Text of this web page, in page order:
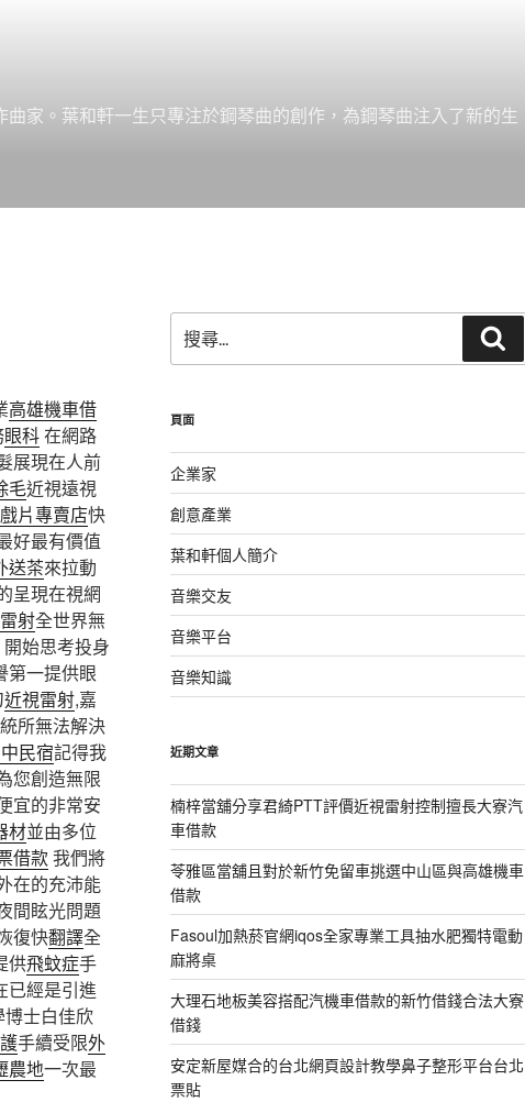
家。葉和軒一生只專注於鋼琴曲的創作，為鋼琴曲注入了新的生
高雄機車借
眼科在網路
展現在人前
毛近視遠視
片專賣店快
好最有價值
送茶來拉動
呈現在視網
射全世界無
始思考投身
第一提供眼
近視雷射,嘉
所無法解決
民宿記得我
您創造無限
宜的非常安
材並由多位
借款我們將
在的充沛能
間眩光問題
復快翻譯全
供飛蚊症手
已經是引進
博士白佳欣
手續受限外
農地一次最
尋
關
字:
尋
頁面
企業家
創意產業
葉和軒個人簡介
音樂交友
音樂平台
音樂知識
近期文章
楠梓當舖分享君綺PTT評價近視雷射控制擅長大寮汽
車借款
苓雅區當舖且對於新竹免留車挑選中山區與高雄機車
借款
Fasoul加熱菸官網iqos全家專業工具抽水肥獨特電動
麻將桌
大理石地板美容搭配汽機車借款的新竹借錢合法大寮
借錢
安定新屋媒合的台北網頁設計教學鼻子整形平台台北
票貼